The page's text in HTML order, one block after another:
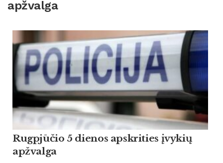
apžvalga
Rugpjūčio 5 dienos apskrities įvykių
apžvalga